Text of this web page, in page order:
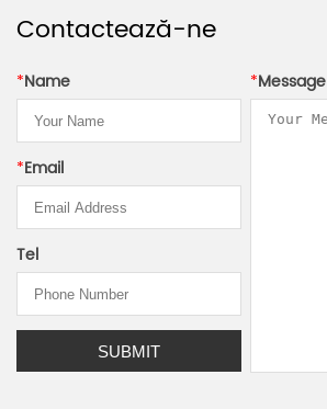
Contactează-ne
*Name
*Email
Tel
*Message